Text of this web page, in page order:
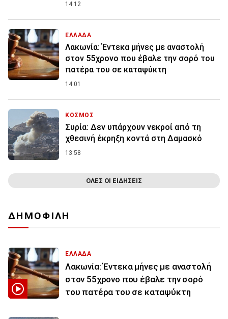
14:12
ΕΛΛΑΔΑ
Λακωνία: Έντεκα μήνες με αναστολή
στον 55χρονο που έβαλε την σορό του
πατέρα του σε καταψύκτη
14:01
ΚΟΣΜΟΣ
Συρία: Δεν υπάρχουν νεκροί από τη
χθεσινή έκρηξη κοντά στη Δαμασκό
13:58
ΟΛΕΣ ΟΙ ΕΙΔΗΣΕΙΣ
ΔΗΜΟΦΙΛΗ
ΕΛΛΑΔΑ
Λακωνία: Έντεκα μήνες με αναστολή
στον 55χρονο που έβαλε την σορό
του πατέρα του σε καταψύκτη